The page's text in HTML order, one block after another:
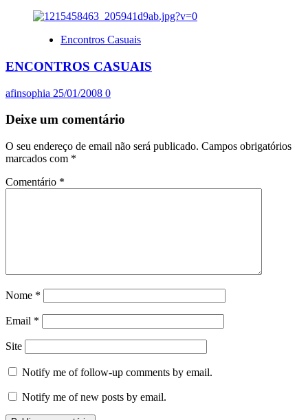
Encontros Casuais
ENCONTROS CASUAIS
afinsophia 25/01/2008 0
Deixe um comentário
O seu endereço de email não será publicado. Campos obrigatórios
marcados com *
Comentário *
Nome *
Email *
Site
Notify me of follow-up comments by email.
Notify me of new posts by email.